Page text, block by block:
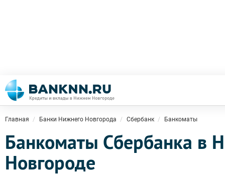
Главная Банки Нижнего Новгорода Сбербанк Банкоматы
Банкоматы Сбербанка в
Новгороде